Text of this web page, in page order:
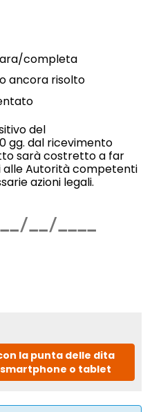
completa
ancora risolto
del
gg. dal ricevimento
sarà costretto a far
alle Autorità competenti
azioni legali.
con la punta delle dita
o tablet